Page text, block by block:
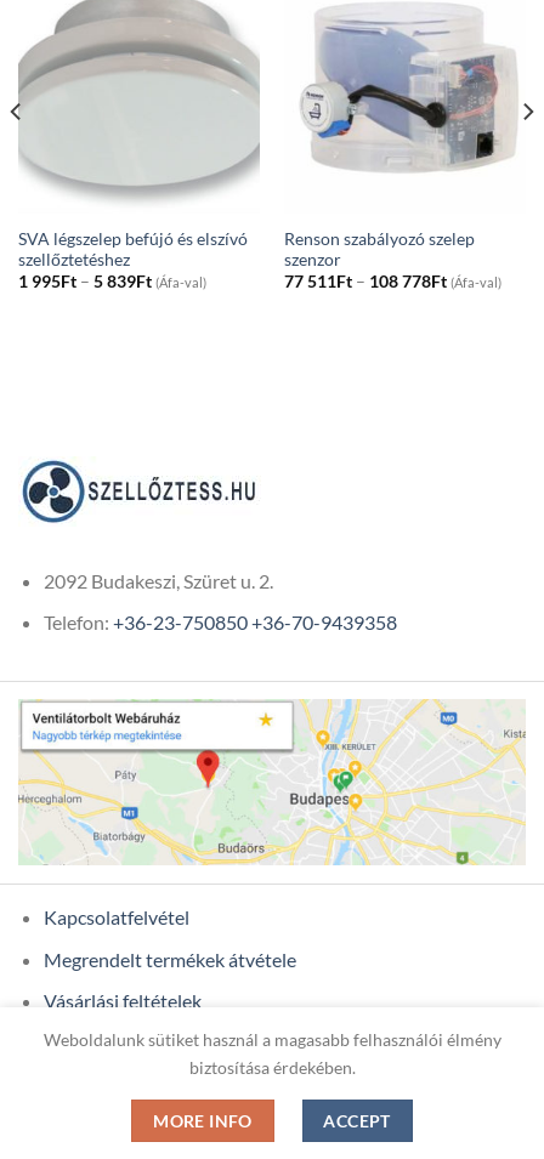
SVA légszelep befújó és elszívó
szellőztetéshez
1 995Ft – 5 839FtPrice
range:
(Áfa-val)
Renson szabályozó szelep
szenzor
77 511Ft – 108 778FtPrice
range:
(Áfa-val)
2092 Budakeszi, Szüret u. 2.
Telefon: +36-23-750850+36-70-9439358
Kapcsolatfelvétel
Megrendelt termékek átvétele
Vásárlási feltételek
Ügyfél adatok
Copyright 2026 © ONIXCOM KFT.
Weboldalunk sütiket használ a magasabb felhasználói élmény
biztosítása érdekében.
MORE INFO ACCEPT